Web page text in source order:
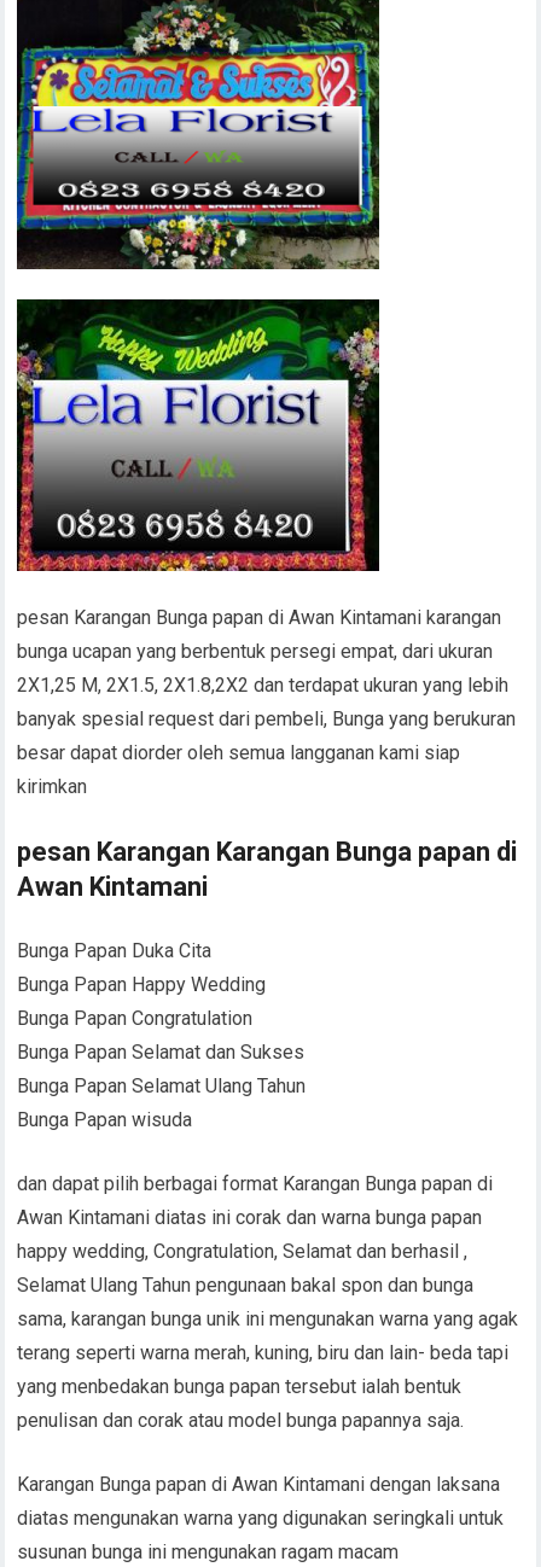
pesan Karangan Bunga papan di Awan Kintamani karangan
bunga ucapan yang berbentuk persegi empat, dari ukuran
2X1,25 M, 2X1.5, 2X1.8,2X2 dan terdapat ukuran yang lebih
banyak spesial request dari pembeli, Bunga yang berukuran
besar dapat diorder oleh semua langganan kami siap
kirimkan
pesan Karangan Karangan Bunga papan di
Awan Kintamani
Bunga Papan Duka Cita
Bunga Papan Happy Wedding
Bunga Papan Congratulation
Bunga Papan Selamat dan Sukses
Bunga Papan Selamat Ulang Tahun
Bunga Papan wisuda
dan dapat pilih berbagai format Karangan Bunga papan di
Awan Kintamani diatas ini corak dan warna bunga papan
happy wedding, Congratulation, Selamat dan berhasil ,
Selamat Ulang Tahun pengunaan bakal spon dan bunga
sama, karangan bunga unik ini mengunakan warna yang agak
terang seperti warna merah, kuning, biru dan lain- beda tapi
yang menbedakan bunga papan tersebut ialah bentuk
penulisan dan corak atau model bunga papannya saja.
Karangan Bunga papan di Awan Kintamani dengan laksana
diatas mengunakan warna yang digunakan seringkali untuk
susunan bunga ini mengunakan ragam macam